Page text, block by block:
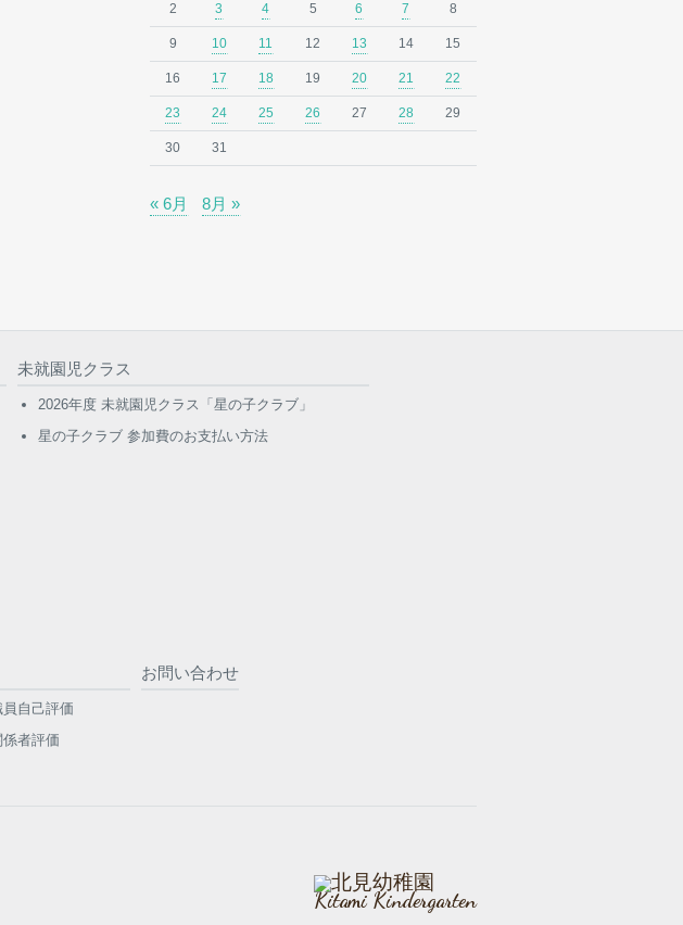
2 3 4 5 6 7 8
9 10 11 12 13 14 15
16 17 18 19 20 21 22
23 24 25 26 27 28 29
30 31
« 6月 8月 »
未就園児クラス
2026年度 未就園児クラス「星の子クラブ」
星の子クラブ 参加費のお支払い方法
自己評価
者評価
お問い合わせ
Kitami Kindergarten